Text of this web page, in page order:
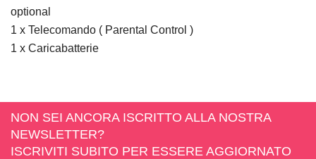
optional
1 x Telecomando ( Parental Control )
1 x Caricabatterie
NON SEI ANCORA ISCRITTO ALLA NOSTRA
NEWSLETTER?
ISCRIVITI SUBITO PER ESSERE AGGIORNATO